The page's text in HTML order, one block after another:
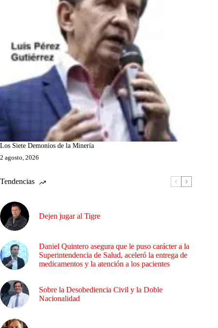
Los Siete Demonios de la Minería
2 agosto, 2026
Tendencias
Dejen jugar al Tigre
Daniel Quintero asegura que le puso carácter a la
Superintendencia de Salud, aceleró la entrega de
medicamentos y la atención a los pacientes
Sobre la Desobediencia Civil y la Doble
Nacionalidad